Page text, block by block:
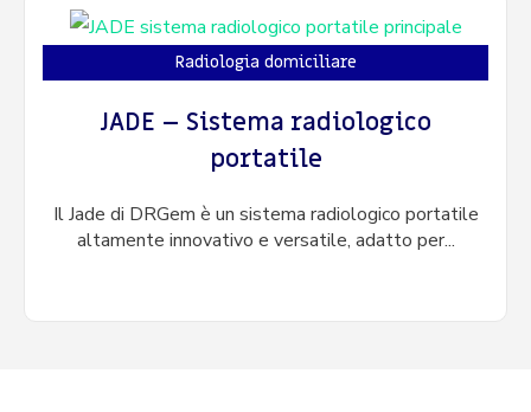
Radiologia domiciliare
JADE – Sistema radiologico
portatile
Il Jade di DRGem è un sistema radiologico portatile
altamente innovativo e versatile, adatto per...